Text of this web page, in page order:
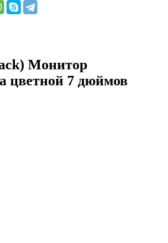
Монитор
цветной 7 дюймов